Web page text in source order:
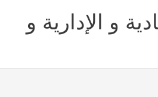
و الإدارية و